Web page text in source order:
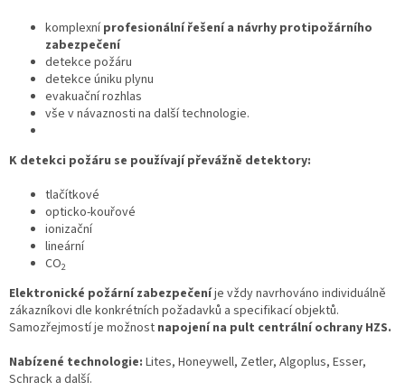
komplexníprofesionální řešení a návrhy protipožárního
zabezpečení
detekce požáru
detekce úniku plynu
evakuační rozhlas
vše v návaznosti na další technologie.
K detekci požáru se používají převážně detektory:
tlačítkové
opticko-kouřové
ionizační
lineární
CO2
Elektronické požární zabezpečeníje vždy navrhováno individuálně
zákazníkovi dle konkrétních požadavků a specifikací objektů.
Samozřejmostí je možnost napojení na pult centrální ochrany HZS.
Nabízené technologie: Lites, Honeywell, Zetler, Algoplus, Esser,
Schrack a další.